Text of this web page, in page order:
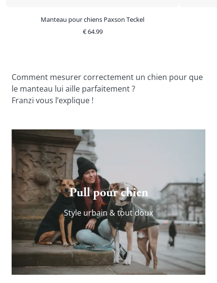
Manteau pour chiens Paxson Teckel
€64.99
Comment mesurer correctement un chien pour que
le manteau lui aille parfaitement ?
Franzi vous l’explique !
Pull pour chien
Style urbain & tout doux